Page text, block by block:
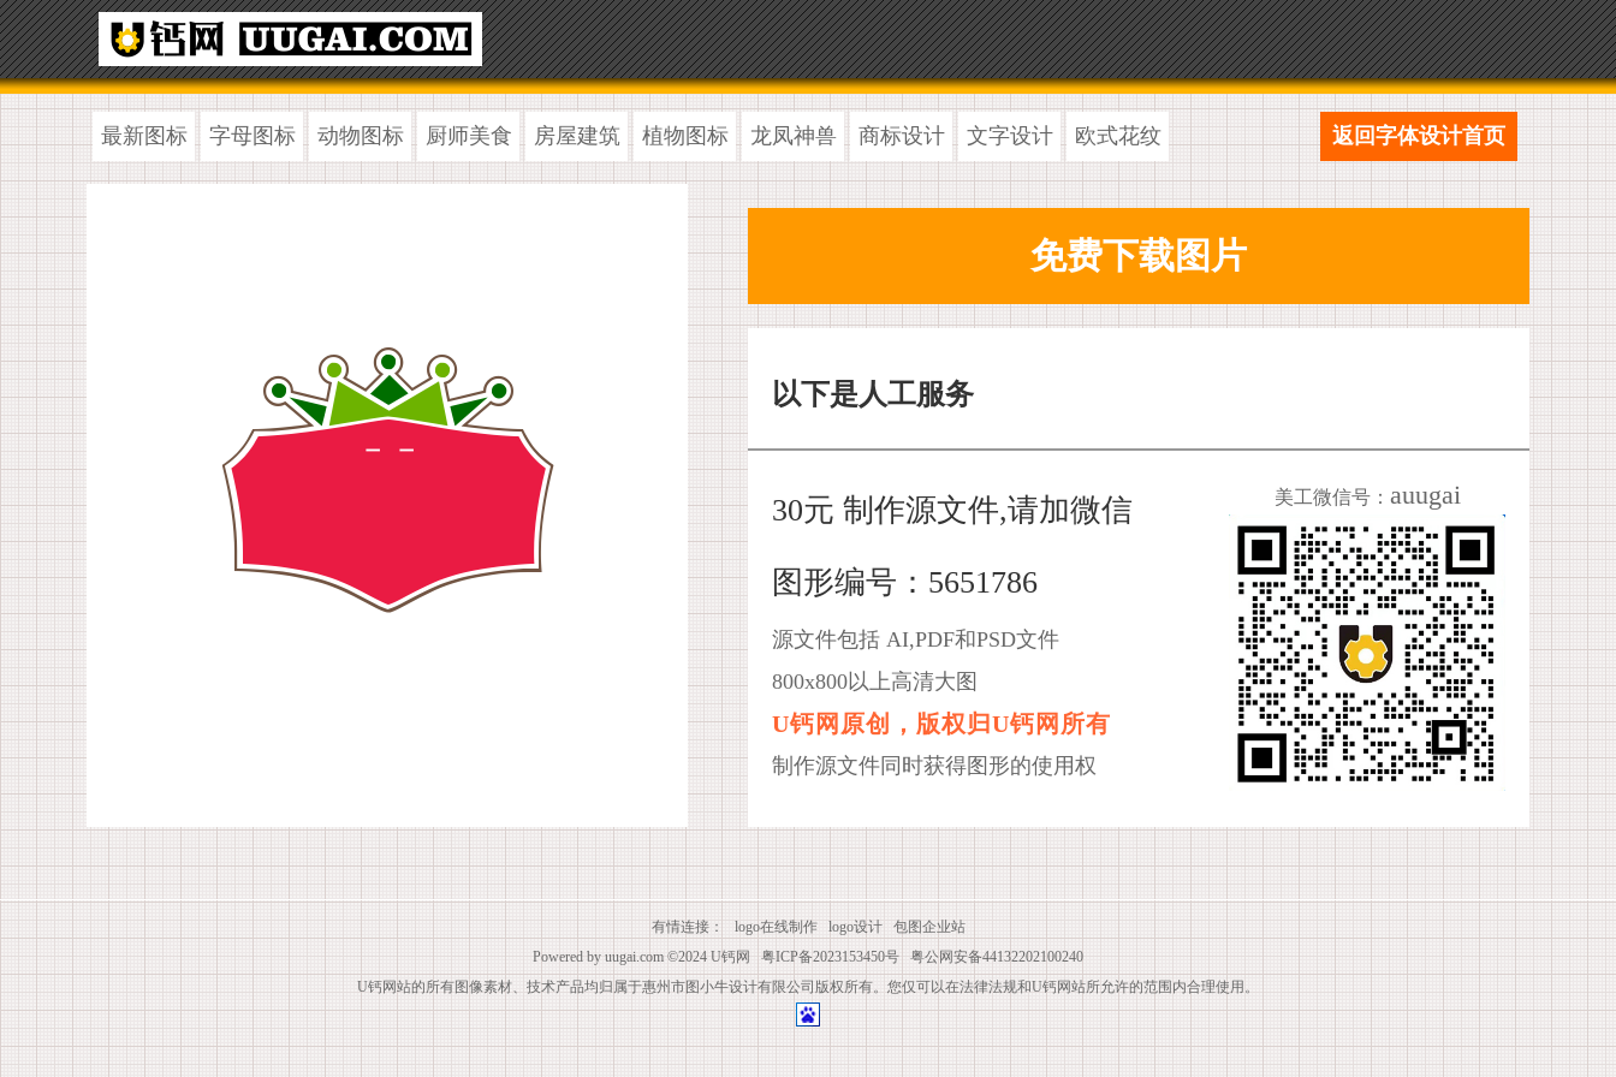
最新图标 字母图标 动物图标 厨师美食 房屋建筑 植物图标 龙凤神兽 商标设计 文字设计 欧式花纹 返回字体设计首页
以下是人工服务
30元 制作源文件,请加微信
图形编号：5651786
源文件包括 AI,PDF和PSD文件
800x800以上高清大图
U钙网原创，版权归U钙网所有
制作源文件同时获得图形的使用权
美工微信号： auugai
有情连接： logo在线制作 logo设计
包图企业站
Powered by uugai.com ©2024 U钙网 粤ICP备2023153450号
粤公网安备44132202100240
U钙网站的所有图像素材、技术产品均归属于惠州市图小牛设计有限公司版权所有。您仅可以在法律法规和U钙网站所允许的范围内合理使用。